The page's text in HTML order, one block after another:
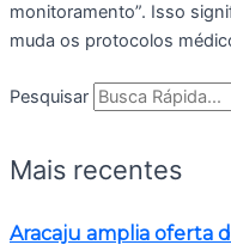
monitoramento”. Isso
muda os protocolos
Pesquisar
Mais recentes
Aracaju amplia oferta